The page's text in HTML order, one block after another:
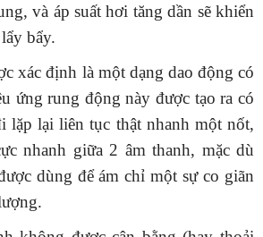
và áp suất hơi tăng dần sẽ khiển
bẩy.
xác định là một dạng dao động có
ứng rung động này được tạo ra có
lặp lại liên tục thật nhanh một nốt,
nhanh giữa 2 âm thanh, mặc dù
dùng để ám chỉ một sự co giãn